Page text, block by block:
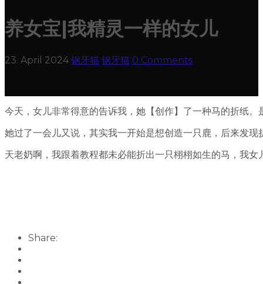
养女宝|我精灵一样的女儿
23. April 2024 钢牙猫 钢牙猫 0 Comments
今天，女儿非常得意的告诉我，她【创作】了一种马的折纸
她过了一会儿又说，其实我一开始是想创造一只鹿，后来发
天老奶啊，我跟着教程都未必能折出一只栩栩如生的马，我
Share: